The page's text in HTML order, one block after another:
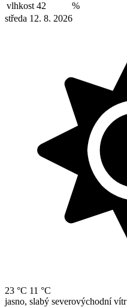
vlhkost 42
%
středa 12. 8. 2026
23 °C 11 °C
jasno, slabý severovýchodní vítr